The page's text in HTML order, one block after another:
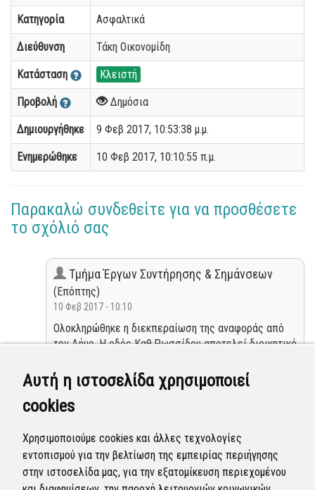
Αυτή η ιστοσελίδα χρησιμοποιεί
cookies
Χρησιμοποιούμε cookies και άλλες τεχνολογίες
εντοπισμού για την βελτίωση της εμπειρίας περιήγησης
στην ιστοσελίδα μας, για την εξατομίκευση περιεχομένου
Κατηγορία Ασφαλτικά
Διεύθυνση Τάκη Οικονομίδη
Κατάσταση Κλειστή
Προβολή Δημόσια
Δημιουργήθηκε 9 Φεβ 2017, 10:53:38 μ.μ.
Ενημερώθηκε 10 Φεβ 2017, 10:10:55 π.μ.
Παρακαλώ συνδεθείτε για να προσθέσετε
το σχόλιό σας
Τμήμα Έργων Συντήρησης & Σημάνσεων
(Επόπτης)
10 Φεβ 2017 - 10:10
Ολοκληρώθηκε η διεκπεραίωση της αναφοράς από
τον Δήμο. Η οδός Καθ.Ρωσσίδου αποτελεί διοικητικό
αυτοψία που έγινε την 10/2/2017 διαπιστώθηκε μια
λακούβα (κοντά στους φωτεινούς σηματοδότες)
αρμοδιότητας του Δήμου Καλαμαριάς , η οποία θα
λακούβες επί της Τ.Οικονομίδη, μπροστά στο κτίριο
της Περιφέρειας Κεντρικής Μακεδονίας , είναι
αρμοδιότητα του Δήμου Θεσσαλονίκης.